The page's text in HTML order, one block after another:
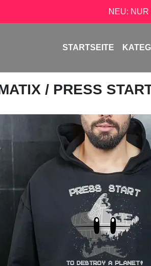
NEU:
STARTSEITE
/ PRESS